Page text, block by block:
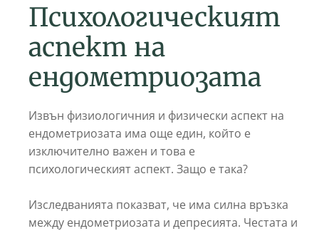
Психологическият
аспект на
ендометриозата
Извън физиологичния и физически аспект на
ендометриозата има още един, който е
изключително важен и това е
психологическият аспект. Защо е така?
Изследванията показват, че има силна връзка
между ендометриозата и депресията. Честата и